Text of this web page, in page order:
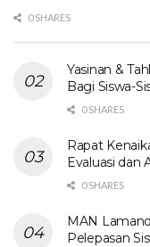
0 SHARES
Yasinan &
Bagi Siswa-
0 SHARES
Rapat
Evaluasi dan
0 SHARES
MAN
Pelepasan